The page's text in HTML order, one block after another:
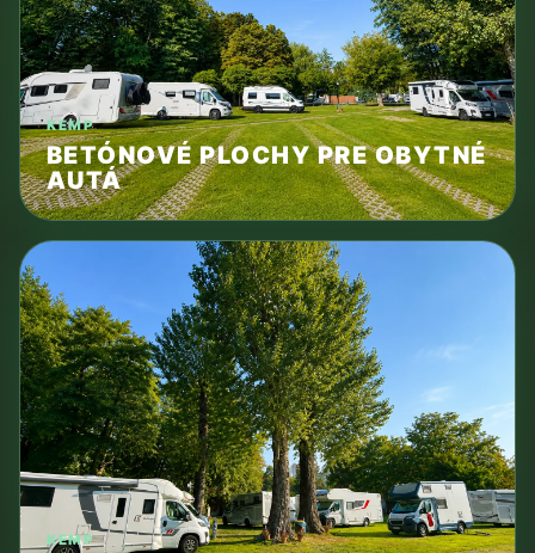
KEMP
BETÓNOVÉ PLOCHY PRE OBYTNÉ
AUTÁ
KEMP